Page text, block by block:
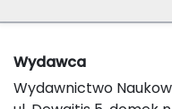
Wydawca
Wydawnictwo